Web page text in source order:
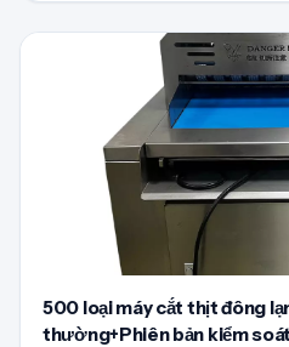
500 loại máy cắt thịt đông
thường+Phiên bản kiểm